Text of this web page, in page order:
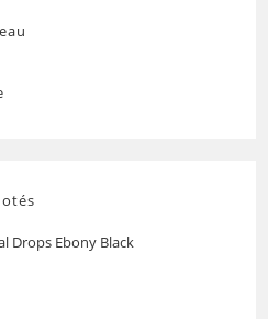
Drops Ebony Black